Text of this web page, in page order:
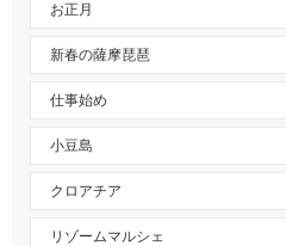
お正月
新春の薩摩琵琶
仕事始め
小豆島
クロアチア
リゾームマルシェ